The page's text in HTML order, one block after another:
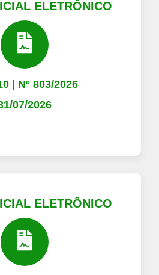
ELETRÔNICO
| Nº 803/2026
07/2026
ELETRÔNICO